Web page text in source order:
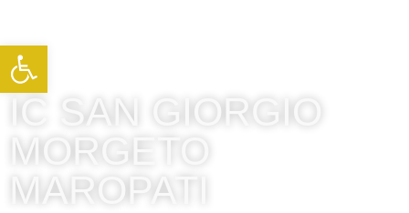
IC SAN GIORGIO
MORGETO
MAROPATI
Apri la barra degli strumenti